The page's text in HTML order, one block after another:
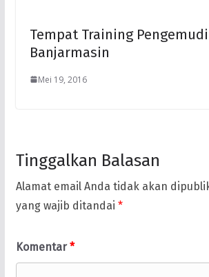
Tempat Training
Banjarmasin
Mei 19, 2016
Tinggalkan Balasan
Alamat email Anda tidak akan
yang wajib ditandai *
Komentar*